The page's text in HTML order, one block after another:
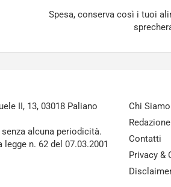
Spesa, conserva così i tuoi
II, 13, 03018 Paliano
alcuna periodicità.
n. 62 del 07.03.2001
Chi Siamo
Redazione
Contatti
Privacy &